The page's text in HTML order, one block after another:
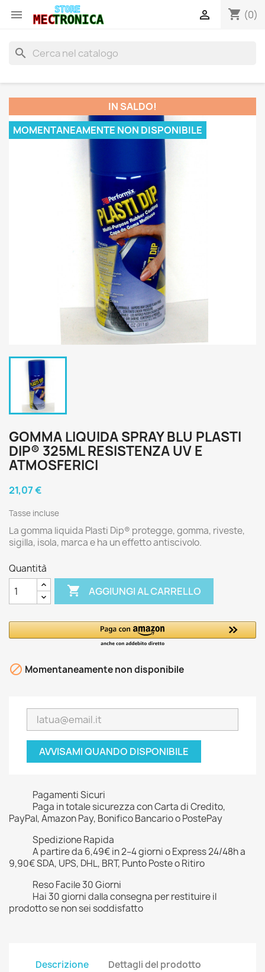
 shopping_cart (0)

search
IN SALDO!
MOMENTANEAMENTE NON DISPONIBILE
GOMMA LIQUIDA SPRAY BLU PLASTI
DIP® 325ML RESISTENZA UV E
ATMOSFERICI
21,07 €
Tasse incluse
La gomma liquida Plasti Dip® protegge, gomma, riveste,
sigilla, isola, marca e ha un effetto antiscivolo.
Quantità
 AGGIUNGI AL CARRELLO
 Momentaneamente non disponibile
AVVISAMI QUANDO DISPONIBILE
Pagamenti Sicuri
Paga in totale sicurezza con Carta di Credito,
PayPal, Amazon Pay, Bonifico Bancario o PostePay
Spedizione Rapida
A partire da 6,49€ in 2–4 giorni o Express 24/48h a
9,90€ SDA, UPS, DHL, BRT, Punto Poste o Ritiro
Reso Facile 30 Giorni
Hai 30 giorni dalla consegna per restituire il
prodotto se non sei soddisfatto
Descrizione
Dettagli del prodotto